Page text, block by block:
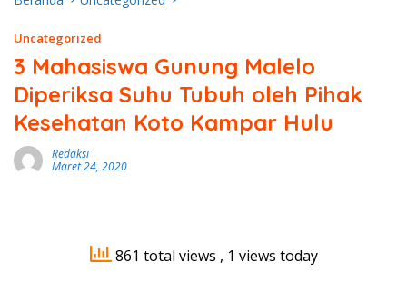
Uncategorized
3 Mahasiswa Gunung Malelo
Diperiksa Suhu Tubuh oleh Pihak
Kesehatan Koto Kampar Hulu
Redaksi
Maret 24, 2020
861 total views , 1 views today